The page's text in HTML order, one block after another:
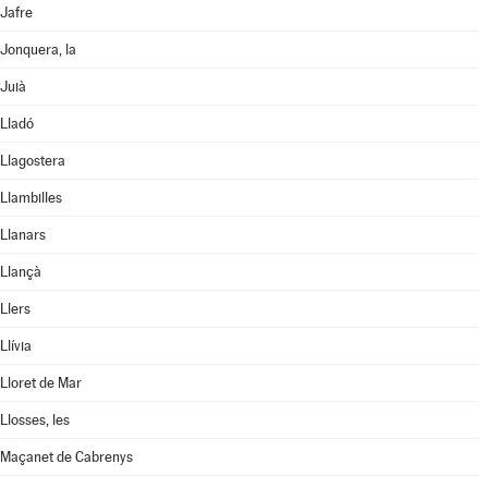
Jafre
Jonquera, la
Juià
Lladó
Llagostera
Llambilles
Llanars
Llançà
Llers
Llívia
Lloret de Mar
Llosses, les
Maçanet de Cabrenys